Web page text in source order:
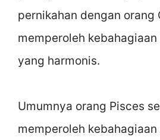
pernikahan dengan orang
memperoleh
yang harmonis.
Umumnya orang Pisces
memperoleh kebahagiaan